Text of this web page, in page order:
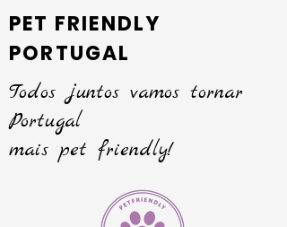
PET FRIENDLY
PORTUGAL
Todos juntos vamos tornar
Portugal
mais pet friendly!